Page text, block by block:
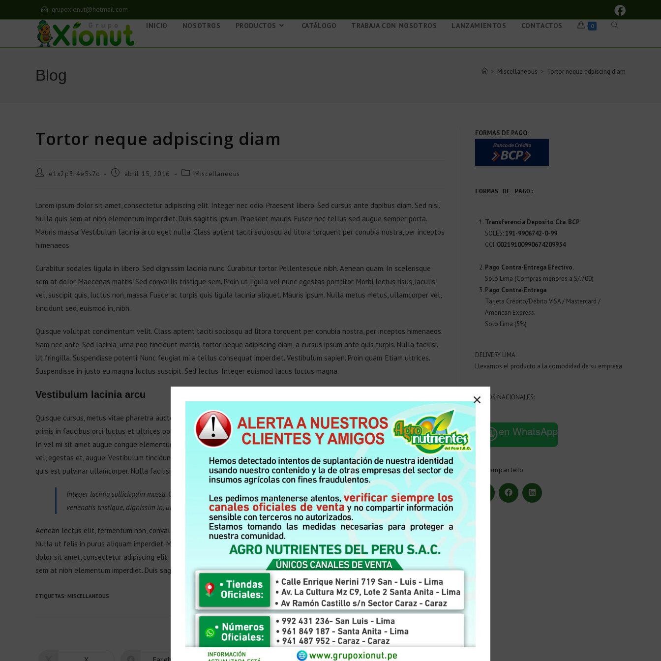
grupoxionut@hotmail.com
INICIO NOSOTROS PRODUCTOS CATÁLOGO TRABAJA CON NOSOTROS LANZAMIENTOS CONTACTOS 0
Blog > Miscellaneous > Tortor neque adpiscing diam
Tortor neque adpiscing diam
e1x2p3r4e5s7o abril 15, 2016 Miscellaneous
Lorem ipsum dolor sit amet, consectetur adipiscing elit. Integer nec odio. Praesent libero. Sed cursus ante dapibus diam. Sed nisi.
Nulla quis sem at nibh elementum imperdiet. Duis sagittis ipsum. Praesent mauris. Fusce nec tellus sed augue semper porta.
Mauris massa. Vestibulum lacinia arcu eget nulla. Class aptent taciti sociosqu ad litora torquent per conubia nostra, per inceptos
himenaeos.
Curabitur sodales ligula in libero. Sed dignissim lacinia nunc. Curabitur tortor. Pellentesque nibh. Aenean quam. In scelerisque
sem at dolor. Maecenas mattis. Sed convallis tristique sem. Proin ut ligula vel nunc egestas porttitor. Morbi lectus risus, iaculis
vel, suscipit quis, luctus non, massa. Fusce ac turpis quis ligula lacinia aliquet. Mauris ipsum. Nulla metus metus, ullamcorper vel,
tincidunt sed, euismod in, nibh.
Quisque volutpat condimentum velit. Class aptent taciti sociosqu ad litora torquent per conubia nostra, per inceptos himenaeos.
Nam nec ante. Sed lacinia, urna non tincidunt mattis, tortor neque adipiscing diam, a cursus ipsum ante quis turpis. Nulla facilisi.
Ut fringilla. Suspendisse potenti. Nunc feugiat mi a tellus consequat imperdiet. Vestibulum sapien. Proin quam. Etiam ultrices.
Suspendisse in justo eu magna luctus suscipit. Sed lectus. Integer euismod lacus luctus magna.
Vestibulum lacinia arcu
Quisque cursus, metus vitae pharetra auctor, sem massa mattis sem, at interdum magna augue eget diam. Vestibulum ante ipsum
primis in faucibus orci luctus et ultrices posuere cubilia Curae; Morbi lacinia molestie dui. Praesent blandit dolor. Sed non quam.
In vel mi sit amet augue congue elementum. Morbi in ipsum sit amet pede facilisis laoreet. Donec lacus nunc, viverra nec, blandit
vel, egestas et, augue. Vestibulum tincidunt malesuada tellus. Ut ultrices ultrices enim. Curabitur sit amet mauris. Morbi in dui
quis est pulvinar ullamcorper. Nulla facilisi.
Integer lacinia sollicitudin massa. Cras metus. Sed aliquet risus a tortor. Integer id quam. Morbi mi. Quisque nisl felis,
venenatis tristique, dignissim in, ultrices sit amet, augue. Proin sodales libero eget ante.
Aenean lectus elit, fermentum non, convallis id, sagittis at, neque. Nullam mauris orci, aliquet et, iaculis et, viverra vitae, ligula.
Nulla ut felis in purus aliquam imperdiet. Maecenas aliquet mollis lectus. Vivamus consectetuer risus et tortor. Lorem ipsum
dolor sit amet, consectetur adipiscing elit. Integer nec odio. Praesent libero. Sed cursus ante dapibus diam. Sed nisi. Nulla quis
sem at nibh elementum imperdiet. Duis sagittis ipsum.
ETIQUETAS: MISCELLANEOUS
PLEASE SHARE THIS
FORMAS DE PAGO:
FORMAS DE PAGO:
Transferencia Deposito Cta. BCP
SOLES: 191-9906742-0-99
CCI: 00219100990674209954
Pago Contra-Entrega Efectivo.
Solo Lima (Compras menores a S/.700)
Pago Contra-Entrega
Tarjeta Crédito/Débito VISA / Mastercard /
American Express.
Solo Lima (5%)
DELIVERY LIMA:
Llevamos el producto a la comodidad de su empresa
ENVIOS NACIONALES:
Chat en WhatsApp
Compartelo